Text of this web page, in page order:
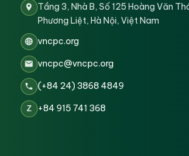
Tầng 3, Nhà B, Số 125 Hoàng Văn
Phương Liệt, Hà Nội, Việt Nam
vncpc.org
vncpc@vncpc.org
(+84 24) 3868 4849
Z +84 915 741 368